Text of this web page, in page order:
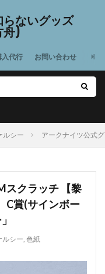
ないグッズ
舟)
入代行 お問い合わせ
ルシー アークナイツ公式
スクラッチ 【黎
C賞(サインボー
ルシー, 色紙